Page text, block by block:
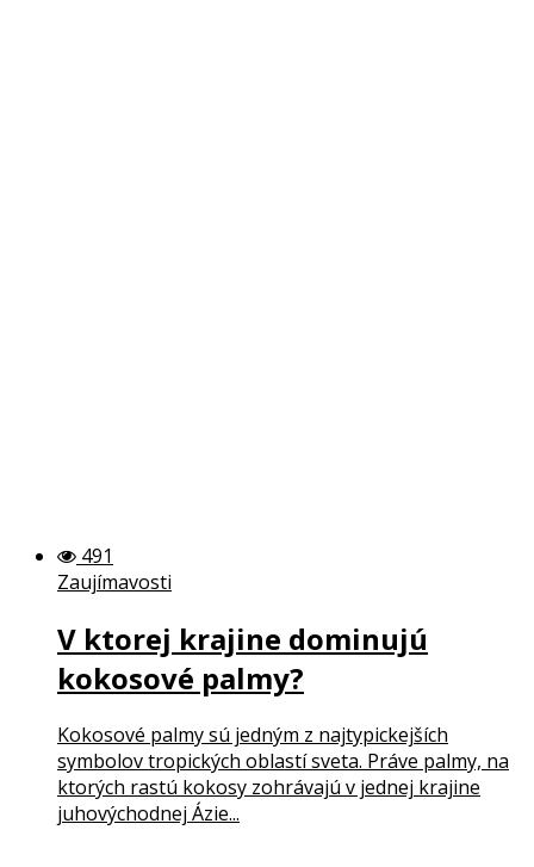
491
Zaujímavosti
V ktorej krajine dominujú
kokosové palmy?
Kokosové palmy sú jedným z najtypickejších
symbolov tropických oblastí sveta. Práve palmy, na
ktorých rastú kokosy zohrávajú v jednej krajine
juhovýchodnej Ázie...